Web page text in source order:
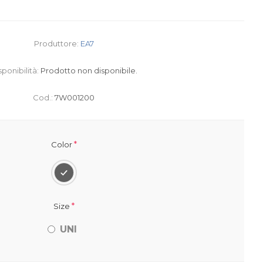
Produttore: EA7
Prodotto non disponibile.
Cod.: 7W001200
Color*
Size *
UNI